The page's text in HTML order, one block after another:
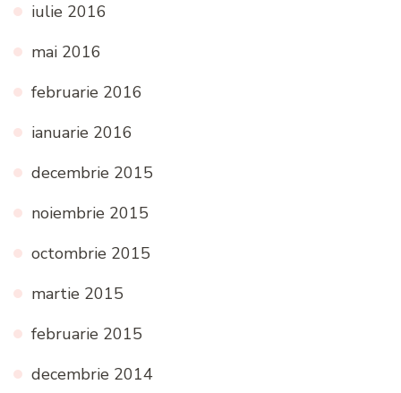
iulie 2016
mai 2016
februarie 2016
ianuarie 2016
decembrie 2015
noiembrie 2015
octombrie 2015
martie 2015
februarie 2015
decembrie 2014